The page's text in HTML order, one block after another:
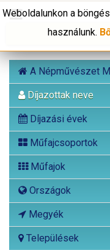
A Népművészet
Díjazottak neve
Díjazási évek
Műfajcsoportok
Műfajok
Országok
Megyék
Települések
Weboldalunkon a
használunk.